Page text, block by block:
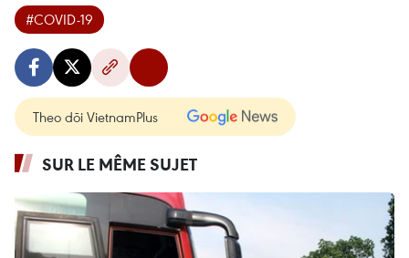
#COVID-19
Theo dõi VietnamPlus
SUR LE MÊME SUJET